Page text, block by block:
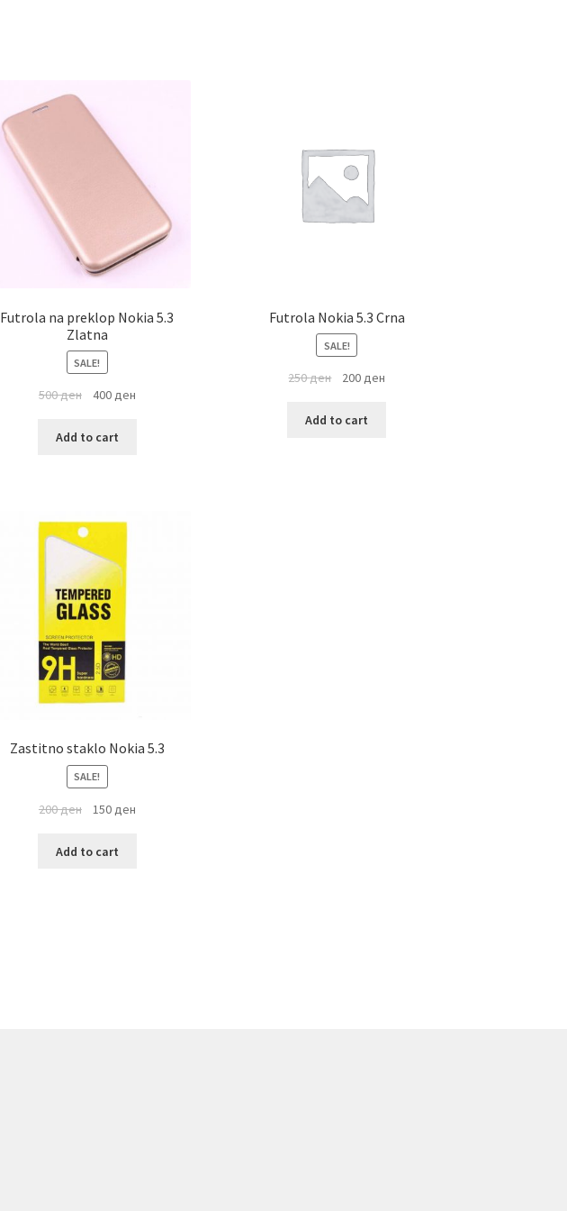
Futrola na preklop Nokia 5.3
Zlatna
SALE!
500ден 400ден
Add to cart
Futrola Nokia 5.3 Crna
SALE!
250ден 200ден
Add to cart
Zastitno staklo Nokia 5.3
SALE!
200ден 150ден
Add to cart